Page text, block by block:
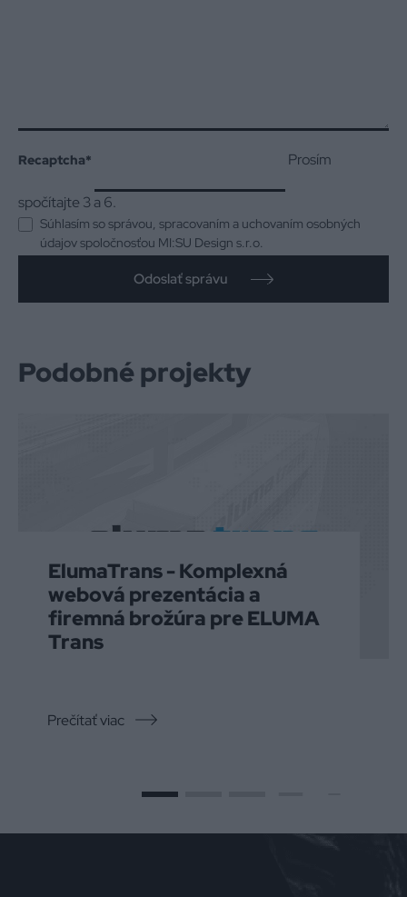
Recaptcha* Prosím
spočítajte 3 a 6.
Súhlasím so správou, spracovaním a uchovaním osobných
údajov spoločnosťou MI:SU Design s.r.o.
Odoslať správu
Podobné projekty
ElumaTrans - Komplexná
webová prezentácia a
firemná brožúra pre ELUMA
Trans
Prečítať viac